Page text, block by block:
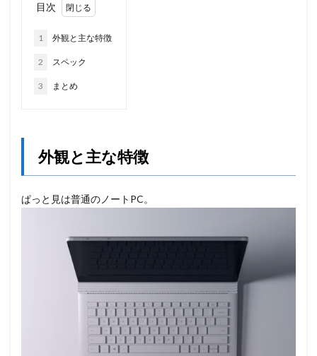
目次
1 外観と主な特徴
2 スペック
3 まとめ
外観と主な特徴
ぱっと見は普通のノートPC。